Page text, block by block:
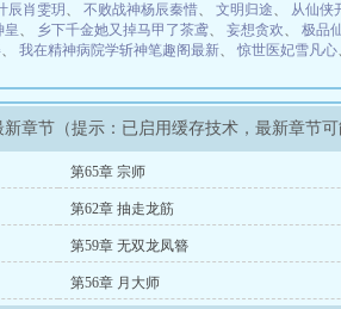
辰肖雯玥 、 不败战神杨辰秦惜、 文明归途、 从仙侠
皇、 乡下千金她又掉马甲了茶鸢、 妄想贪欢、 极品
、 我在精神病院学斩神笔趣阁最新、 惊世医妃雪凡心
新章节（提示：已启用缓存技术，最新章节
第65章 宗师
第62章 抽走龙筋
第59章 无双龙凤簪
第56章 月大师